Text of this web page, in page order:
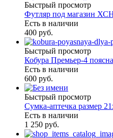
Быстрый просмотр
Футляр под магазин
Есть в наличии
400 руб.
Быстрый просмотр
Кобура Премьер-4
Есть в наличии
600 руб.
Быстрый просмотр
Сумка-аптечка размер
Есть в наличии
1 250 руб.